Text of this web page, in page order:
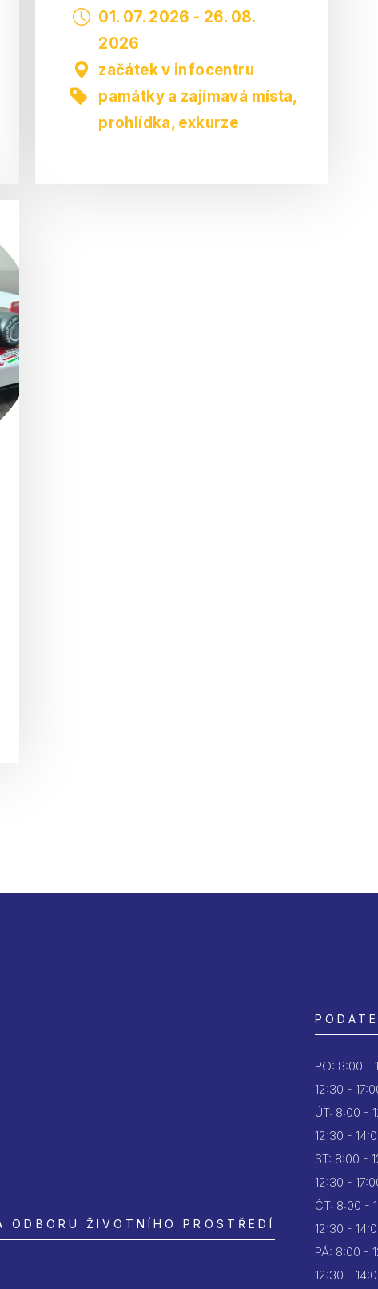
01. 07. 2026 - 26. 08.
2026
začátek v infocentru
památky a zajímavá místa,
prohlídka, exkurze
ODBORU ŽIVOTNÍHO PROSTŘEDÍ
PO: 8:00 -
12:30 -
ÚT: 8:00 -
12:30 -
ST: 8:00 -
12:30 -
ČT: 8:00 -
12:30 -
PÁ: 8:00 -
12:30 -